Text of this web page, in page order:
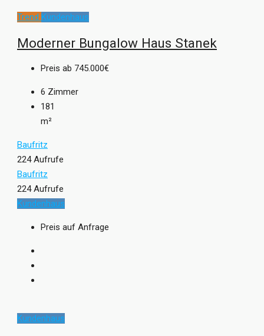
Trend Kundenhaus
Moderner Bungalow Haus Stanek
Preis ab 745.000€
6 Zimmer
181
m²
Baufritz
224 Aufrufe
Baufritz
224 Aufrufe
Kundenhaus
Preis auf Anfrage
Kundenhaus